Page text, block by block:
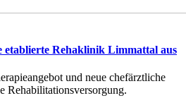
Rehaklinik Limmattal aus
und neue chefärztliche
Rehabilitationsversorgung.